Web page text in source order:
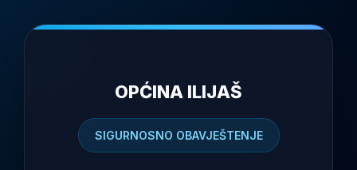
OPĆINA ILIJAŠ
SIGURNOSNO OBAVJEŠTENJE